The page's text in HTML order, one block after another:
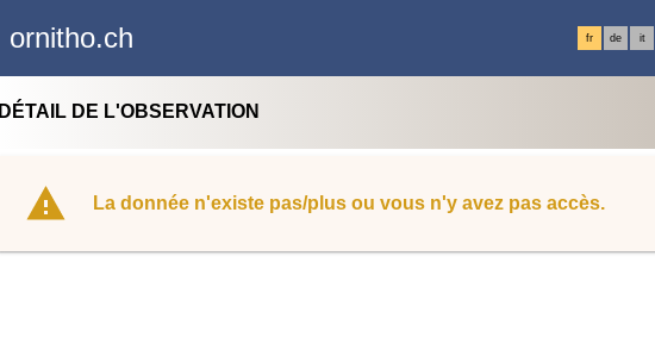
ornitho.ch fr de it
DÉTAIL DE L'OBSERVATION
La donnée n'existe pas/plus ou vous n'y avez pas accès.